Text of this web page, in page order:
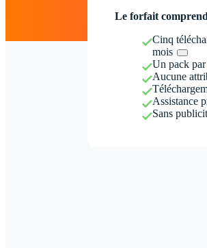
Le forfait
Cinq
mois
Un pack
Aucune
Assistance
Sans